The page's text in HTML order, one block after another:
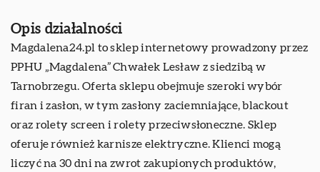
Opis działalności
Magdalena24.pl to sklep internetowy prowadzony przez
PPHU „Magdalena” Chwałek Lesław z siedzibą w
Tarnobrzegu. Oferta sklepu obejmuje szeroki wybór
firan i zasłon, w tym zasłony zaciemniające, blackout
oraz rolety screen i rolety przeciwsłoneczne. Sklep
oferuje również karnisze elektryczne. Klienci mogą
liczyć na 30 dni na zwrot zakupionych produktów,